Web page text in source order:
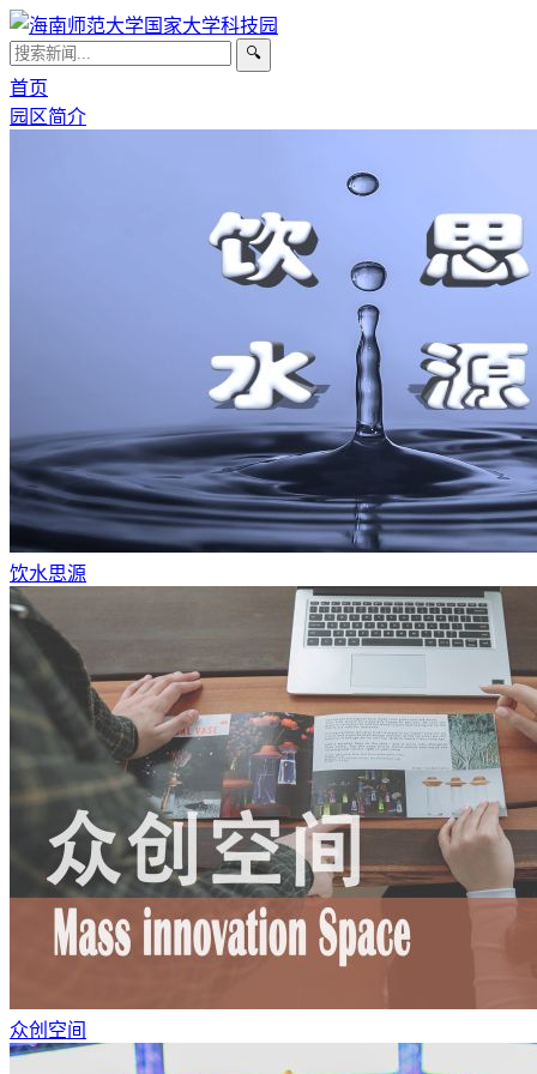
🔍
首页
园区简介
饮水思源
众创空间